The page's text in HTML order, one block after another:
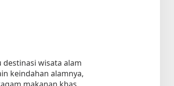
wisata alam
keindahan alamnya,